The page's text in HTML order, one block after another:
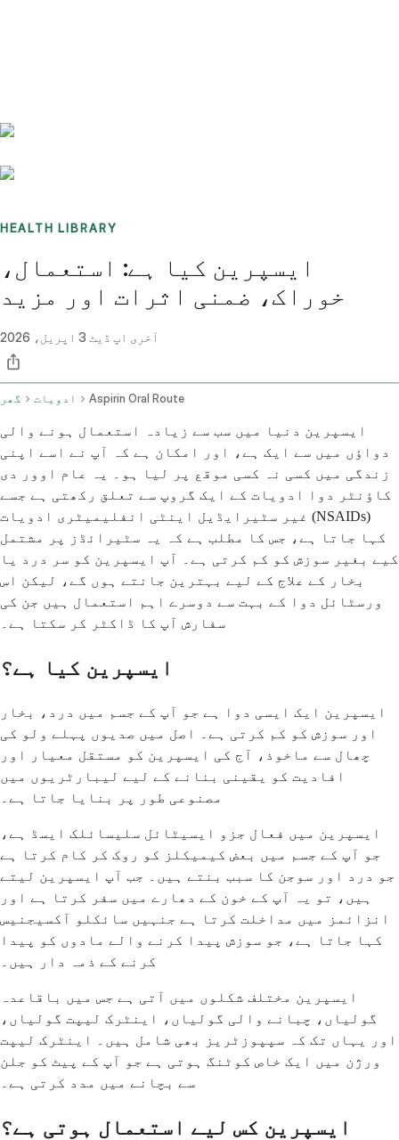
HEALTH LIBRARY
ایسپرین کیا ہے: استعمال،
خوراک، ضمنی اثرات اور مزید
آخری اپ ڈیٹ 3 اپریل، 2026
گھر ادویات Aspirin Oral Route
ایسپرین دنیا میں سب سے زیادہ استعمال ہونے والی
دواؤں میں سے ایک ہے، اور امکان ہے کہ آپ نے اسے اپنی
زندگی میں کسی نہ کسی موقع پر لیا ہو۔ یہ عام اوور دی
کاؤنٹر دوا ادویات کے ایک گروپ سے تعلق رکھتی ہے جسے
غیر سٹیرایڈیل اینٹی انفلیمیٹری ادویات (NSAIDs)
کہا جاتا ہے، جس کا مطلب ہے کہ یہ سٹیرائڈز پر مشتمل
کیے بغیر سوزش کو کم کرتی ہے۔ آپ ایسپرین کو سر درد یا
بخار کے علاج کے لیے بہترین جانتے ہوں گے، لیکن اس
ورسٹائل دوا کے بہت سے دوسرے اہم استعمال ہیں جن کی
سفارش آپ کا ڈاکٹر کر سکتا ہے۔
ایسپرین کیا ہے؟
ایسپرین ایک ایسی دوا ہے جو آپ کے جسم میں درد، بخار
اور سوزش کو کم کرتی ہے۔ اصل میں صدیوں پہلے ولو کی
چھال سے ماخوذ، آج کی ایسپرین کو مستقل معیار اور
افادیت کو یقینی بنانے کے لیے لیبارٹریوں میں
مصنوعی طور پر بنایا جاتا ہے۔
ایسپرین میں فعال جزو ایسیٹائل سلیسائلک ایسڈ ہے،
جو آپ کے جسم میں بعض کیمیکلز کو روک کر کام کرتا ہے
جو درد اور سوجن کا سبب بنتے ہیں۔ جب آپ ایسپرین لیتے
ہیں، تو یہ آپ کے خون کے دھارے میں سفر کرتا ہے اور
انزائمز میں مداخلت کرتا ہے جنہیں سائکلو آکسیجنیس
کہا جاتا ہے، جو سوزش پیدا کرنے والے مادوں کو پیدا
کرنے کے ذمہ دار ہیں۔
ایسپرین مختلف شکلوں میں آتی ہے جس میں باقاعدہ
گولیاں، چبانے والی گولیاں، اینٹرک لیپت گولیاں،
اور یہاں تک کہ سپپوزٹریز بھی شامل ہیں۔ اینٹرک لیپت
ورژن میں ایک خاص کوٹنگ ہوتی ہے جو آپ کے پیٹ کو جلن
سے بچانے میں مدد کرتی ہے۔
ایسپرین کس لیے استعمال ہوتی ہے؟